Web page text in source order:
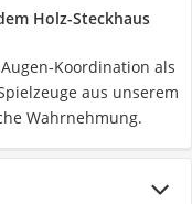
Holz-Steckhaus
Koordination als
aus unserem
Wahrnehmung.